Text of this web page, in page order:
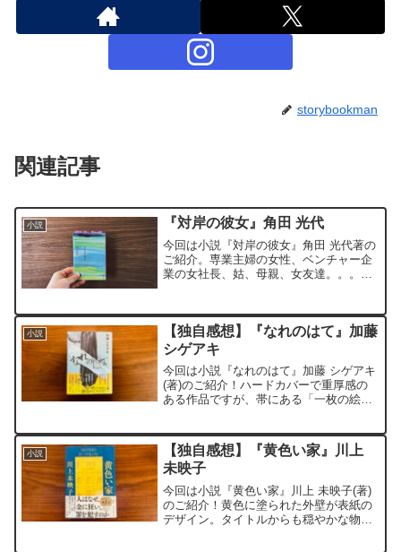
storybookman
関連記事
小説 『対岸の彼女』角田 光代
今回は小説『対岸の彼女』角田 光代著の
ご紹介。専業主婦の女性、ベンチャー企
業の女社長、姑、母親、女友達。。。。
えてはいるけど手の届かない存在のよう
で悲しさを感じます。書籍...
小説
【独自感想】『なれのはて』加藤
シゲアキ
今回は小説『なれのはて』加藤 シゲアキ
(著)のご紹介！ハードカバーで重厚感の
ある作品ですが、帯にある「一枚の絵か
は好きでよく読むのですが、「運命のミ
ステリ」と聞くと、な...
小説
【独自感想】『黄色い家』川上
未映子
今回は小説『黄色い家』川上 未映子(著)
のご紹介！黄色に塗られた外壁が表紙の
デザイン。タイトルからも穏やかな物語